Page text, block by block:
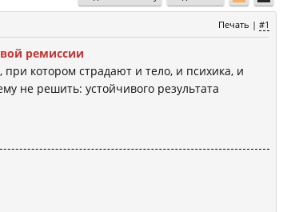
Печать | #1
ремиссии
котором страдают и тело, и психика, и
не решить: устойчивого результата